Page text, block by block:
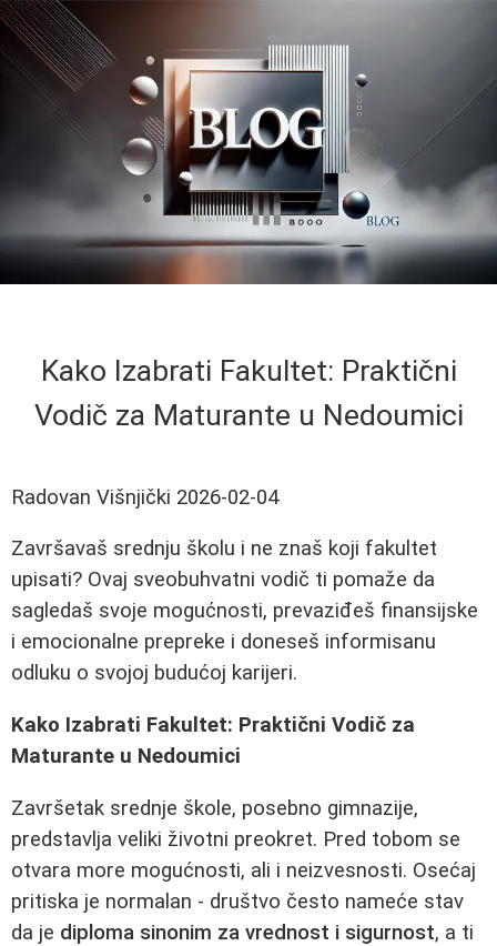
Kako Izabrati Fakultet: Praktični
Vodič za Maturante u Nedoumici
Radovan Višnjički 2026-02-04
Završavaš srednju školu i ne znaš koji fakultet
upisati? Ovaj sveobuhvatni vodič ti pomaže da
sagledaš svoje mogućnosti, prevaziđeš finansijske
i emocionalne prepreke i doneseš informisanu
odluku o svojoj budućoj karijeri.
Kako Izabrati Fakultet: Praktični Vodič za
Maturante u Nedoumici
Završetak srednje škole, posebno gimnazije,
predstavlja veliki životni preokret. Pred tobom se
otvara more mogućnosti, ali i neizvesnosti. Osećaj
pritiska je normalan - društvo često nameće stav
da je diploma sinonim za vrednost i sigurnost, a ti